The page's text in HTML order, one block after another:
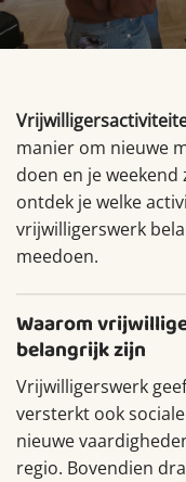
manier om nieuwe
doen en je
ontdek je welke
vrijwilligerswerk
meedoen.
Waarom
belangrijk zijn
Vrijwilligerswerk
versterkt ook
nieuwe
regio. Bovendien